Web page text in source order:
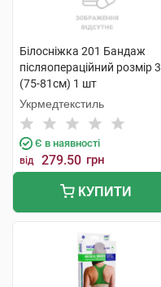
Білосніжка 201 Бандаж
післяопераційний розмір 3
(75-81см) 1 шт
Укрмедтекстиль
Є в наявності
від 279.50 грн
КУПИТИ